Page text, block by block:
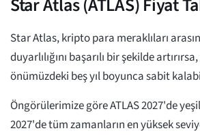
Star Atlas (ATLAS) Fiyat
Star Atlas, kripto para meraklıları
duyarlılığını başarılı bir şekilde
önümüzdeki beş yıl boyunca sabit
Öngörülerimize göre ATLAS 2027'de
2027'de tüm zamanların en yüksek